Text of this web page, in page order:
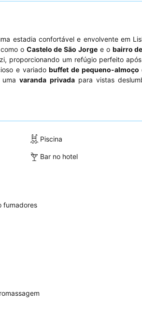
estadia confortável e envolvente em
o Castelo de São Jorge e o bairro
proporcionando um refúgio perfeito
e variadobuffet de pequeno-almoço
umavaranda privadapara vistas
Piscina
Bar no hotel
fumadores